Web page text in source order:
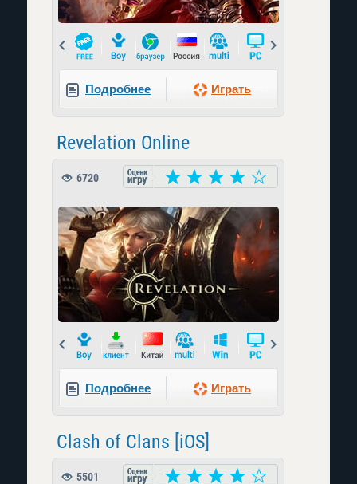
Prev
Подробнее Играть
Revelation Online
6720
Prev
Подробнее Играть
Clash of Clans [iOS]
5501